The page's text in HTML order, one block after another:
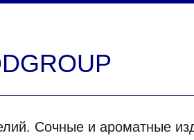
Сочные и ароматные